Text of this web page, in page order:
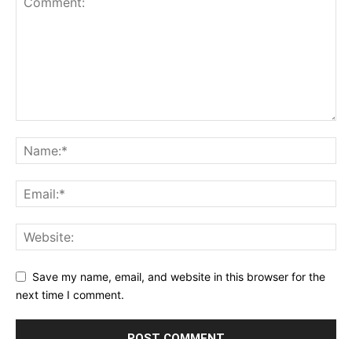
Save my name, email, and website in this browser for the
next time I comment.